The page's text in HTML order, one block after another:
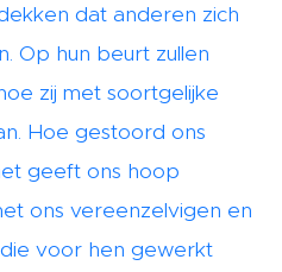
dat anderen zich
Op hun beurt zullen
zij met soortgelijke
Hoe gestoord ons
geeft ons hoop
ons vereenzelvigen en
voor hen gewerkt